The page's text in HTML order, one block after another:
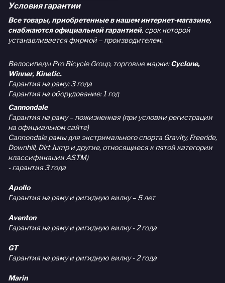
Условия гарантии
Все товары, приобретенные в нашем интернет-магазине,
снабжаются официальной гарантией, срок которой
устанавливается фирмой – производителем.
Велосипеды Pro Bicycle Group, торговые марки:Cyclone,
Winner, Kinetic.
Гарантия на раму: 3 года
Гарантия на оборудование: 1 год
Cannondale
Гарантия на раму – пожизненная (при условии регистрации
на официальном сайте)
Cannondale рамы для экстримального спорта Gravity, Freeride,
Downhill, Dirt Jump и другие, относящиеся к пятой категории
классификации ASTM)
- гарантия 3 года
Apollo
Гарантия на раму и ригидную вилку – 5 лет
Aventon
Гарантия на раму и ригидную вилку - 2 года
GT
Гарантия на раму и ригидную вилку - 2 года
Marin